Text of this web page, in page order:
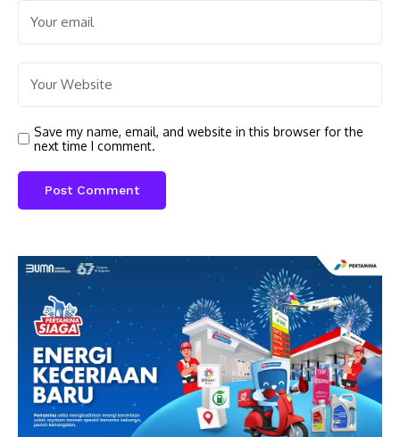
Save my name, email, and website in this browser for the
next time I comment.